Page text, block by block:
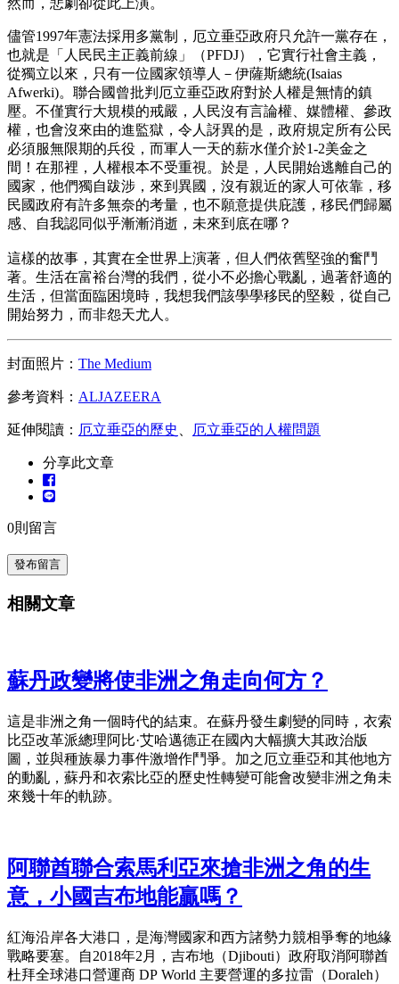
然而，悲劇卻從此上演。
儘管1997年憲法採用多黨制，厄立垂亞政府只允許一黨存在，
也就是「人民民主正義前線」（PFDJ），它實行社會主義，
從獨立以來，只有一位國家領導人－伊薩斯總統(Isaias
Afwerki)。聯合國曾批判厄立垂亞政府對於人權是無情的鎮
壓。不僅實行大規模的戒嚴，人民沒有言論權、媒體權、參政
權，也會沒來由的進監獄，令人訝異的是，政府規定所有公民
必須服無限期的兵役，而軍人一天的薪水僅介於1-2美金之
間！在那裡，人權根本不受重視。於是，人民開始逃離自己的
國家，他們獨自跋涉，來到異國，沒有親近的家人可依靠，移
民國政府有許多無奈的考量，也不願意提供庇護，移民們歸屬
感、自我認同似乎漸漸消逝，未來到底在哪？
這樣的故事，其實在全世界上演著，但人們依舊堅強的奮鬥
著。生活在富裕台灣的我們，從小不必擔心戰亂，過著舒適的
生活，但當面臨困境時，我想我們該學學移民的堅毅，從自己
開始努力，而非怨天尤人。
封面照片： The Medium
參考資料： ALJAZEERA
延伸閱讀： 厄立垂亞的歷史 厄立垂亞的人權問題
分享此文章
0則留言
發布留言
相關文章
蘇丹政變將使非洲之角走向何方？
這是非洲之角一個時代的結束。在蘇丹發生劇變的同時，衣索
比亞改革派總理阿比·艾哈邁德正在國內大幅擴大其政治版
圖，並與種族暴力事件激增作鬥爭。加之厄立垂亞和其他地方
的動亂，蘇丹和衣索比亞的歷史性轉變可能會改變非洲之角未
來幾十年的軌跡。
阿聯酋聯合索馬利亞來搶非洲之角的生
意，小國吉布地能贏嗎？
紅海沿岸各大港口，是海灣國家和西方諸勢力競相爭奪的地緣
戰略要塞。自2018年2月，吉布地（Djibouti）政府取消阿聯酋
杜拜全球港口營運商 DP World 主要營運的多拉雷（Doraleh）